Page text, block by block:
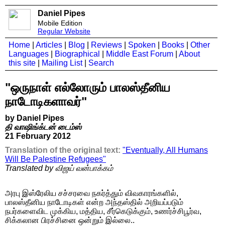
Daniel Pipes
Mobile Edition
Regular Website
Home Articles Blog Reviews Spoken Books
Other
Languages
Biographical Middle East Forum
About
this site
Mailing List| Search
"ஒருநாள் எல்லோரும் பாலஸ்தீனிய
நாடோடிகளாவர்"
by Daniel Pipes
தி வாஷிங்க்டன் டைம்ஸ்
21 February 2012
Translation of the original text: "Eventually, All Humans
Will Be Palestine Refugees"
Translated by விஜய் வன்பாக்கம்
அரபு இஸ்ரேலிய சச்சரவை நகர்த்தும் விவகாரங்களில்,
பாலஸ்தீனிய நாடோடிகள் என்ற அந்தஸ்தில் அறியப்படும்
நபர்களைவிட முக்கிய, மத்திய, சீர்கெடுக்கும், உணர்ச்சிபூர்வ,
சிக்கலான பிரச்சினை ஒன்றும் இல்லை..